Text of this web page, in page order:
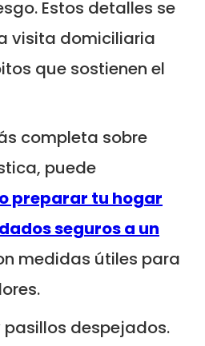
Estos detalles se
visita domiciliaria
que sostienen el
completa sobre
puede
preparar tu hogar
seguros a un
medidas útiles para
despejados.